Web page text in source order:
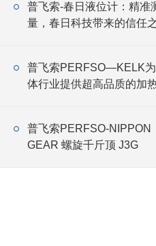
普飞索-春日液位计：精准
量，春日科技带来的信任
普飞索PERFSO—KELK
体行业提供超高品质的加
普飞索PERFSO-NIPPON
GEAR 螺旋千斤顶 J3G